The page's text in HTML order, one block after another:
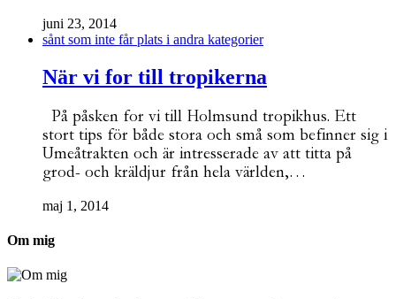
juni 23, 2014
sånt som inte får plats i andra kategorier
När vi for till tropikerna
På påsken for vi till Holmsund tropikhus. Ett
stort tips för både stora och små som befinner sig i
Umeåtrakten och är intresserade av att titta på
grod- och kräldjur från hela världen,…
maj 1, 2014
Om mig